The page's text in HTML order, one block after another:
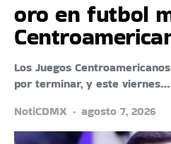
oro en futbol
Los Juegos
por terminar, y este viernes…
NotiCDMX
agosto 7, 2026